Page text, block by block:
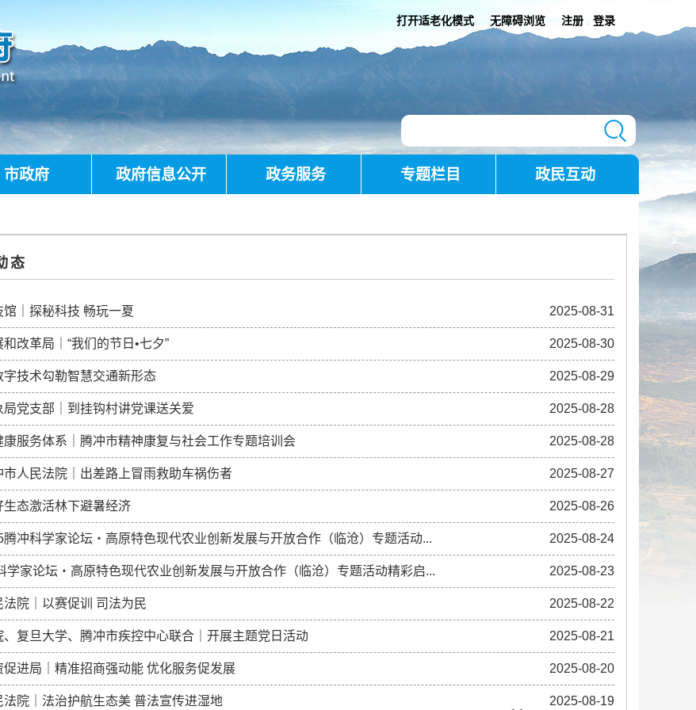
打开适老化模式 无障碍浏览 注册 登录
市政府 政府信息公开 政务服务 专题栏目 政民互动
态
2025-08-31
馆｜探秘科技 畅玩一夏
2025-08-30
改革局｜“我们的节日•七夕”
2025-08-29
字技术勾勒智慧交通新形态
2025-08-28
局党支部｜到挂钩村讲党课送关爱
2025-08-28
康服务体系｜腾冲市精神康复与社会工作专题培训会
2025-08-27
市人民法院｜出差路上冒雨救助车祸伤者
2025-08-26
生态激活林下避暑经济
2025-08-24
腾冲科学家论坛・高原特色现代农业创新发展与开放合作（临沧）专题活动...
2025-08-23
学家论坛・高原特色现代农业创新发展与开放合作（临沧）专题活动精彩启...
2025-08-22
法院｜以赛促训 司法为民
2025-08-21
、复旦大学、腾冲市疾控中心联合｜开展主题党日活动
2025-08-20
促进局｜精准招商强动能 优化服务促发展
2025-08-19
法院｜法治护航生态美 普法宣传进湿地